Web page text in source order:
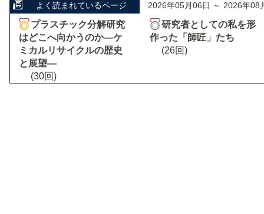
よく読まれているページ 2026年05月06日 ～ 2026年08
プラスチック分解研究
はどこへ向かうのか―ケ
ミカルリサイクルの歴史
と展望―
(30回)
研究者としての私を形
作った「師匠」たち
(26回)